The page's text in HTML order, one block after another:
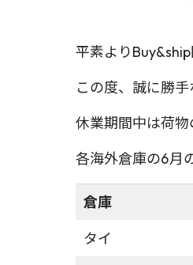
平素より
この度、誠に勝
休業期間中は荷
各海外倉庫の6月
倉庫
タイ